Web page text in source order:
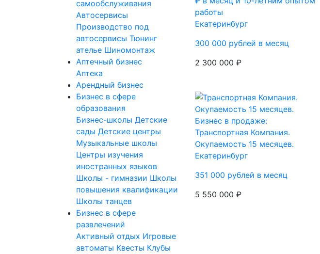
самообслуживания
Автосервисы
Производство под
автосервисы Тюнинг
ателье Шиномонтаж
Аптечный бизнес
Аптека
Арендный бизнес
Бизнес в сфере
образования
Бизнес-школы Детские
сады Детские центры
Музыкальные школы
Центры изучения
иностранных языков
Школы - гимназии Школы
повышения квалификации
Школы танцев
Бизнес в сфере
развлечений
Активный отдых Игровые
автоматы Квесты Клубы
работы
Екатеринбург
300 000 рублей в месяц
2 300 000 ₽
Бизнес в продаже:
Транспортная Компания.
Окупаемость 15 месяцев.
Екатеринбург
351 000 рублей в месяц
5 550 000 ₽